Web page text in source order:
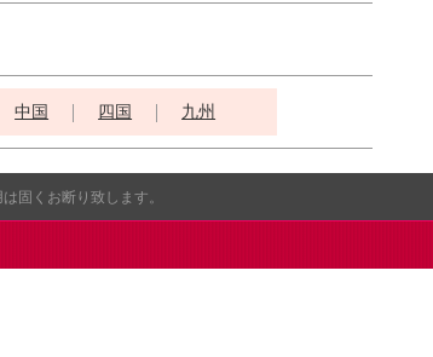
中国 四国 九州
固くお断り致します。